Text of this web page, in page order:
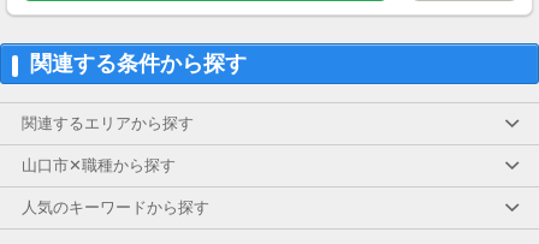
関連する条件から探す
関連するエリアから探す
山口市✕職種から探す
人気のキーワードから探す